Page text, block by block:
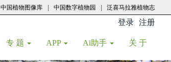
中国植物图像库 中国数字植物园 泛喜马拉雅植物志
登录 注册
专 题 APP Ai助手 关 于